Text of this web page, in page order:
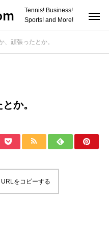
Tennis! Business!
Sports! and More!
、頑張ったとか。
か。
をコピーする